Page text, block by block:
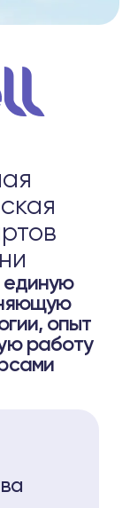
единую
опыт
работу